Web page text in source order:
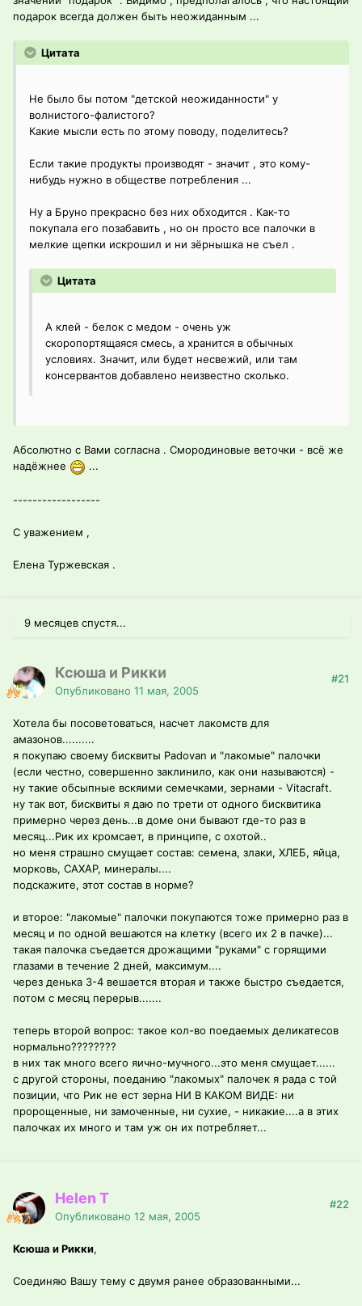
подарок всегда должен быть неожиданным ...
Цитата
Не было бы потом "детской неожиданности" у
волнистого-фалистого?
Какие мысли есть по этому поводу, поделитесь?
Если такие продукты производят - значит , это кому-
нибудь нужно в обществе потребления ...
Ну а Бруно прекрасно без них обходится . Как-то
покупала его позабавить , но он просто все палочки в
мелкие щепки искрошил и ни зёрнышка не съел .
Цитата
А клей - белок с медом - очень уж
скоропортящаяся смесь, а хранится в обычных
условиях. Значит, или будет несвежий, или там
консервантов добавлено неизвестно сколько.
Абсолютно с Вами согласна . Смородиновые веточки - всё же
надёжнее
...
------------------
С уважением ,
Елена Туржевская .
9 месяцев спустя...
Ксюша и Рикки
Опубликовано 11 мая, 2005
#21
Хотела бы посоветоваться, насчет лакомств для
амазонов..........
я покупаю своему бисквиты Padovan и "лакомые" палочки
(если честно, совершенно заклинило, как они называются) -
ну такие обсыпные вскяими семечками, зернами - Vitacraft.
ну так вот, бисквиты я даю по трети от одного бисквитика
примерно через день...в доме они бывают где-то раз в
месяц...Рик их кромсает, в принципе, с охотой..
но меня страшно смущает состав: семена, злаки, ХЛЕБ, яйца,
морковь, САХАР, минералы....
подскажите, этот состав в норме?
и второе: "лакомые" палочки покупаются тоже примерно раз в
месяц и по одной вешаются на клетку (всего их 2 в пачке)...
такая палочка съедается дрожащими "руками" с горящими
глазами в течение 2 дней, максимум....
через денька 3-4 вешается вторая и также быстро съедается,
потом с месяц перерыв.......
теперь второй вопрос: такое кол-во поедаемых деликатесов
нормально????????
в них так много всего яично-мучного...это меня смущает......
с другой стороны, поеданию "лакомых" палочек я рада с той
позиции, что Рик не ест зерна НИ В КАКОМ ВИДЕ: ни
пророщенные, ни замоченные, ни сухие, - никакие....а в этих
палочках их много и там уж он их потребляет...
Helen T
Опубликовано 12 мая, 2005
#22
Ксюша и Рикки,
Соединяю Вашу тему с двумя ранее образованными...